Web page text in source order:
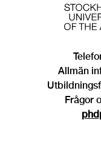
Allmän
Frågor